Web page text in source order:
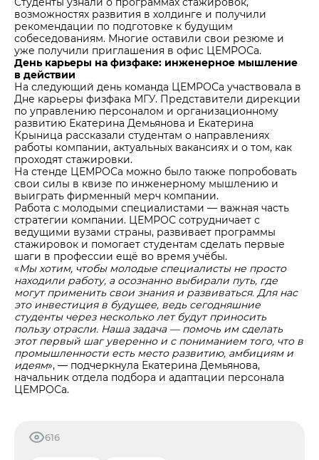
возможностях развития в холдинге и получили
рекомендации по подготовке к будущим
собеседованиям. Многие оставили свои резюме и
уже получили приглашения в офис ЦЕМРОСа.
День карьеры на физфаке: инженерное мышление
в действии
На следующий день команда ЦЕМРОСа участвовала в
Дне карьеры физфака МГУ. Представители дирекции
по управлению персоналом и организационному
развитию Екатерина Демьянова и Екатерина
Крыница рассказали студентам о направлениях
работы компании, актуальных вакансиях и о том, как
проходят стажировки.
На стенде ЦЕМРОСа можно было также попробовать
свои силы в квизе по инженерному мышлению и
выиграть фирменный мерч компании.
Работа с молодыми специалистами — важная часть
стратегии компании. ЦЕМРОС сотрудничает с
ведущими вузами страны, развивает программы
стажировок и помогает студентам сделать первые
шаги в профессии ещё во время учёбы.
«Мы хотим, чтобы молодые специалисты не просто
находили работу, а осознанно выбирали путь, где
могут применить свои знания и развиваться. Для нас
это инвестиция в будущее, ведь сегодняшние
студенты через несколько лет будут приносить
пользу отрасли. Наша задача — помочь им сделать
этот первый шаг уверенно и с пониманием того, что в
промышленности есть место развитию, амбициям и
идеям», — подчеркнула Екатерина Демьянова,
начальник отдела подбора и адаптации персонала
ЦЕМРОСа.
616